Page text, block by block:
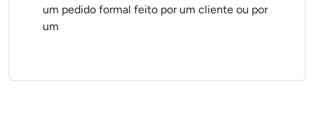
um pedido formal feito por um cliente ou por
um